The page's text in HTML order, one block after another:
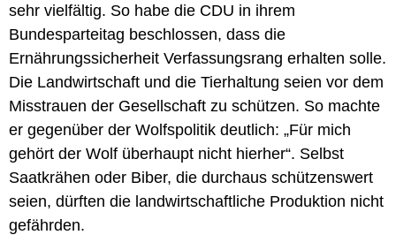
sehr vielfältig. So habe die CDU in ihrem
Bundesparteitag beschlossen, dass die
Ernährungssicherheit Verfassungsrang erhalten solle.
Die Landwirtschaft und die Tierhaltung seien vor dem
Misstrauen der Gesellschaft zu schützen. So machte
er gegenüber der Wolfspolitik deutlich: „Für mich
gehört der Wolf überhaupt nicht hierher“. Selbst
Saatkrähen oder Biber, die durchaus schützenswert
seien, dürften die landwirtschaftliche Produktion nicht
gefährden.